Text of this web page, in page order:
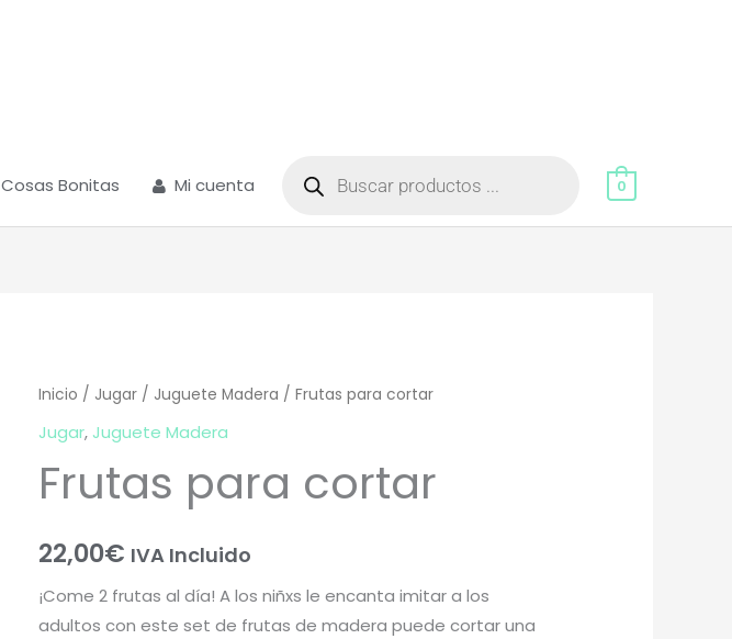
Cosas Bonitas Mi cuenta productos 0
Inicio / Jugar / Juguete Madera / Frutas para cortar
Jugar, Juguete Madera
Frutas para cortar
22,00€ IVA Incluido
¡Come 2 frutas al día! A los niñxs le encanta imitar a los
adultos con este set de frutas de madera puede cortar una
Frutas
para
cantidad